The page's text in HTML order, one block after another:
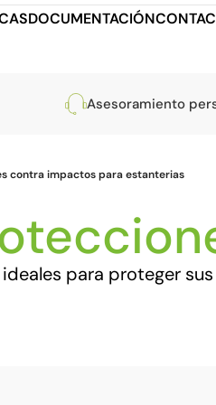
DOCUMENTACIÓN
Asesoramiento
contra impactos para estanterias
para proteger